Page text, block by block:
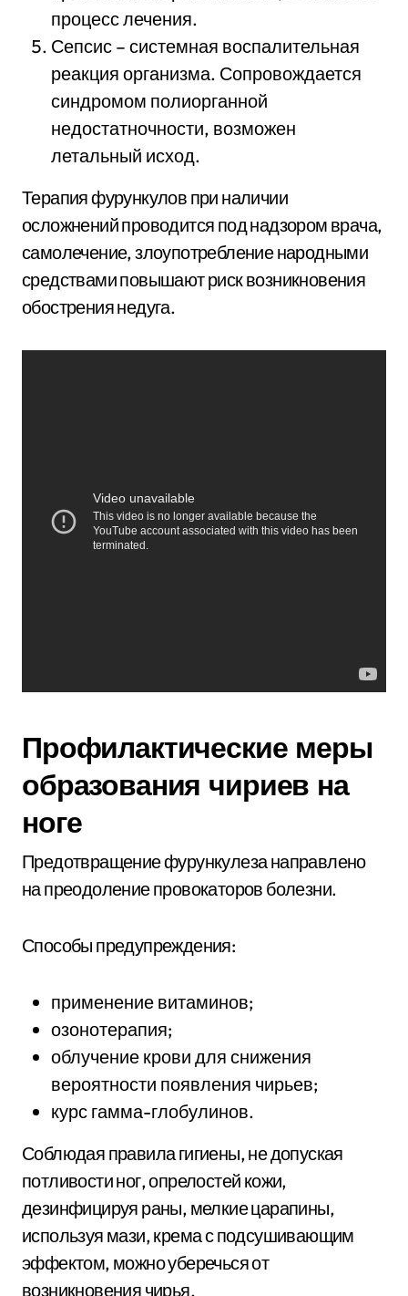
процесс лечения.
Сепсис – системная воспалительная
реакция организма. Сопровождается
синдромом полиорганной
недостатночности, возможен
летальный исход.
Терапия фурункулов при наличии
осложнений проводится под надзором врача,
самолечение, злоупотребление народными
средствами повышают риск возникновения
обострения недуга.
Профилактические меры
образования чириев на
ноге
Предотвращение фурункулеза направлено
на преодоление провокаторов болезни.
Способы предупреждения:
применение витаминов;
озонотерапия;
облучение крови для снижения
вероятности появления чирьев;
курс гамма-глобулинов.
Соблюдая правила гигиены, не допуская
потливости ног, опрелостей кожи,
дезинфицируя раны, мелкие царапины,
используя мази, крема с подсушивающим
эффектом, можно уберечься от
возникновения чирья.